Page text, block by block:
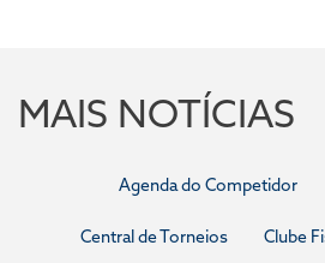
MAIS NOTÍCIAS
Agenda do Competidor
Central de Torneios Clube